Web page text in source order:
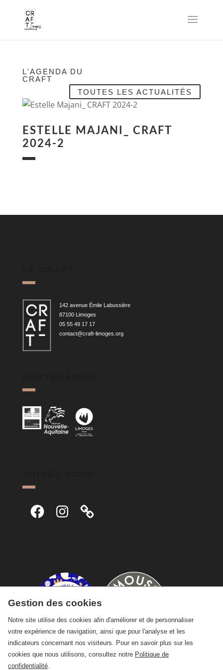
L'AGENDA DU
CRAFT
TOUTES LES ACTUALITÉS
ESTELLE MAJANI_ CRAFT
2024-2
142 avenue Émile Labussière
87100 Limoges
05 55 49 17 17
contact@craft-limoges.org
FacebookInstagram
Gestion des cookies
Notre site utilise des cookies afin d'améliorer et de personnaliser
votre expérience de navigation, ainsi que pour l'analyse et les
indicateurs concernant nos visiteurs. Pour en savoir plus sur les
cookies que nous utilisons, consultez notre Politique de
confidentialité